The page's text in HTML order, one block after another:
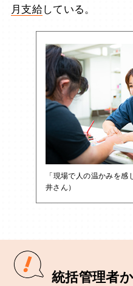
月支給している。
「現場で人の温かみを
井さん）
統括管理者